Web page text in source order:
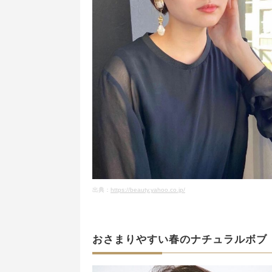
出典： https://beauty.yahoo.co.jp/
おさまりやすい春のナチュラルボブ